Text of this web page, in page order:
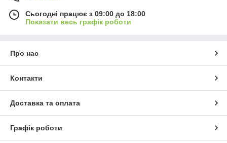
Сьогодні працює з 09:00 до 18:00
Показати весь графік роботи
Про нас
Контакти
Доставка та оплата
Графік роботи